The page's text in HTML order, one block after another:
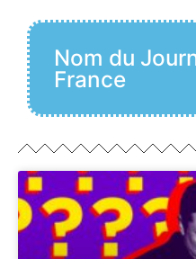
Nom du
France